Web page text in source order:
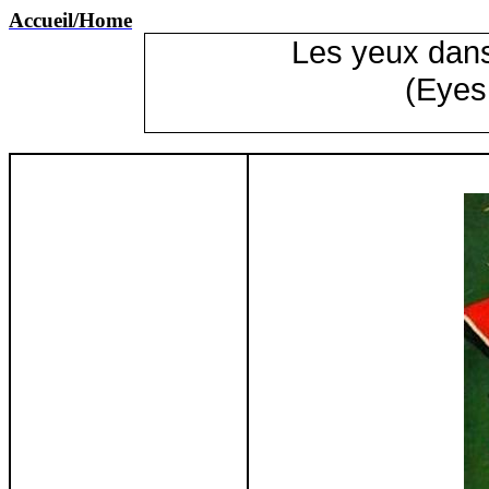
Accueil/Home
Les yeux
(Eyes